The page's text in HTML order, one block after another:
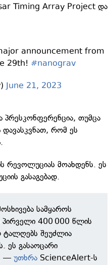
Timing Array Project და
announcement from
29th! #nanograv
June 21, 2023
პრესკონფერენცია, თუმცა
რომ ეს
რევოლუციას მოახდენს. ეს
გასაგებად.
სამყაროს
პირველი 400 000 წლის
ტალღებს შეუძლია
ეს გასაოცარი
—უთხრა ScienceAlert-ს